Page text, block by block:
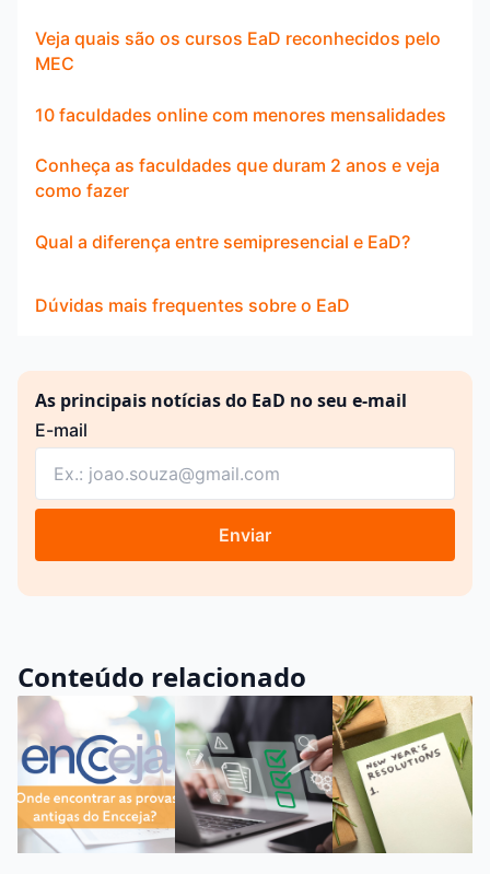
Veja quais são os cursos EaD reconhecidos pelo
MEC
10 faculdades online com menores mensalidades
Conheça as faculdades que duram 2 anos e veja
como fazer
Qual a diferença entre semipresencial e EaD?
Dúvidas mais frequentes sobre o EaD
As principais notícias do EaD no seu e-mail
E-mail
Enviar
Conteúdo relacionado